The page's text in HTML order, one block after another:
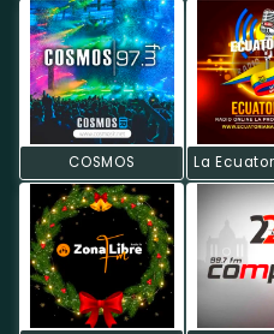
COSMOS